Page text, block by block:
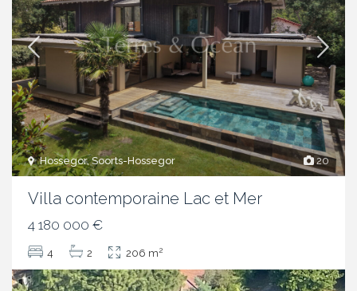
20
Hossegor, Soorts-Hossegor
Villa contemporaine Lac et Mer
4 180 000 €
4 2 206 m2